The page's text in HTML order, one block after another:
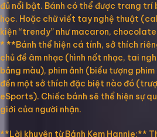
đủ nổi bật. Bánh có thể được trang trí
học. Hoặc chữ viết tay nghệ thuật
kiện “trendy” như macaron,
* **Bánh thể hiện cá tính, sở thích
chủ đề âm nhạc (hình nốt nhạc, tai
bảng màu), phim ảnh (biểu tượng
đến một sở thích đặc biệt nào đó
eSports). Chiếc bánh sẽ thể hiện sự
giới của người nhận.
**Lời khuyên từ Bánh Kem Hannie:**